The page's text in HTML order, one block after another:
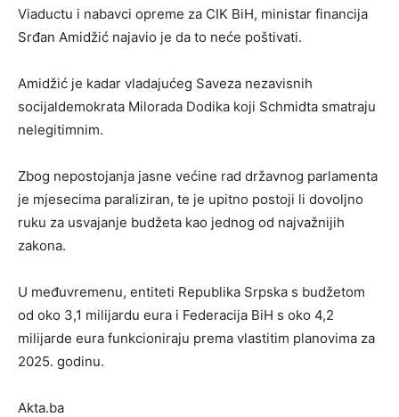
Viaductu i nabavci opreme za CIK BiH, ministar financija
Srđan Amidžić najavio je da to neće poštivati.
Amidžić je kadar vladajućeg Saveza nezavisnih
socijaldemokrata Milorada Dodika koji Schmidta smatraju
nelegitimnim.
Zbog nepostojanja jasne većine rad državnog parlamenta
je mjesecima paraliziran, te je upitno postoji li dovoljno
ruku za usvajanje budžeta kao jednog od najvažnijih
zakona.
U međuvremenu, entiteti Republika Srpska s budžetom
od oko 3,1 milijardu eura i Federacija BiH s oko 4,2
milijarde eura funkcioniraju prema vlastitim planovima za
2025. godinu.
Akta.ba